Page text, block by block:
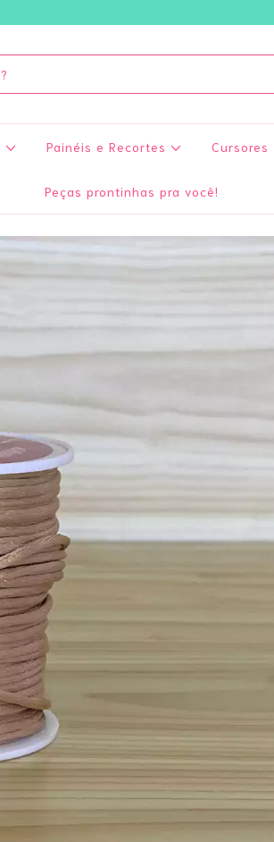
Painéis e Recortes Cursores
Peças prontinhas pra você!